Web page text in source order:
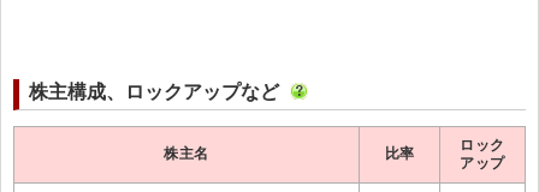
株主構成、ロックアップなど
株主名 比率
ロック
アップ